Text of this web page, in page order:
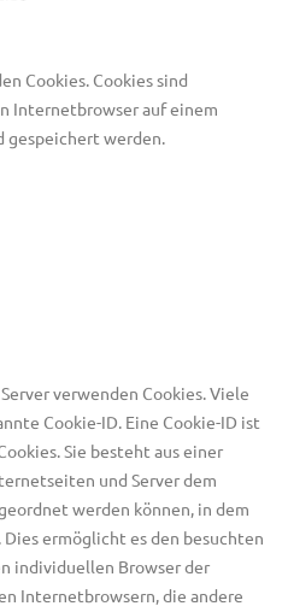
Cookies. Cookies sind
Internetbrowser auf einem
gespeichert werden.
verwenden Cookies. Viele
Cookie-ID. Eine Cookie-ID ist
Sie besteht aus einer
und Server dem
werden können, in dem
ermöglicht es den besuchten
individuellen Browser der
Internetbrowsern, die andere